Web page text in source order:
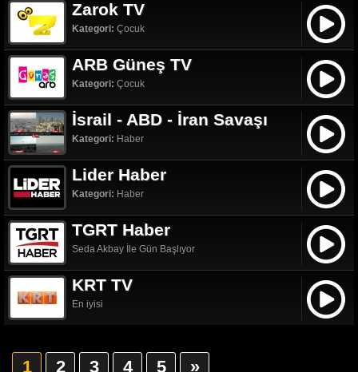
Zarok TV
Kategori: Çocuk
ARB Güneş TV
Kategori: Çocuk
İsrail - ABD - İran Savaşı
Kategori: Haber
Lider Haber
Kategori: Haber
TGRT Haber
Seda Akbay İle Gün Başlıyor
KRT TV
En iyisi
1 2 3 4 5 »